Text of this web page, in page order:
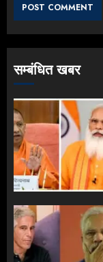
सम्बंधित खबर
4
5